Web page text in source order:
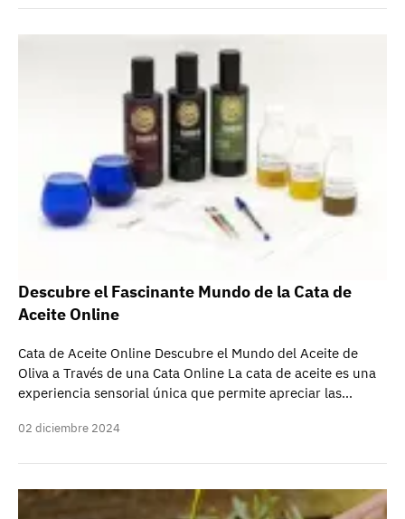
Descubre el Fascinante Mundo de la Cata de
Aceite Online
Cata de Aceite Online Descubre el Mundo del Aceite de
Oliva a Través de una Cata Online La cata de aceite es una
experiencia sensorial única que permite apreciar las…
02 diciembre 2024